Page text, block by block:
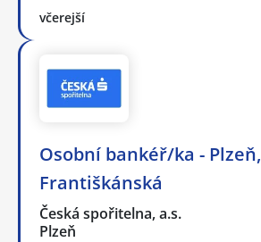
včerejší
Osobní bankéř/ka - Plzeň,
Františkánská
Česká spořitelna, a.s.
Plzeň